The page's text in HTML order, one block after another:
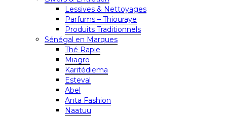
Lessives & Nettoyages
Parfums – Thiouraye
Produits Traditionnels
Sénégal en Marques
Thé Rapie
Miagro
Karitédiema
Esteval
Abel
Anta Fashion
Naatuu